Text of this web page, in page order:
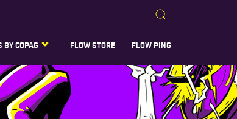
BY COPAG FLOW STORE FLOW PING